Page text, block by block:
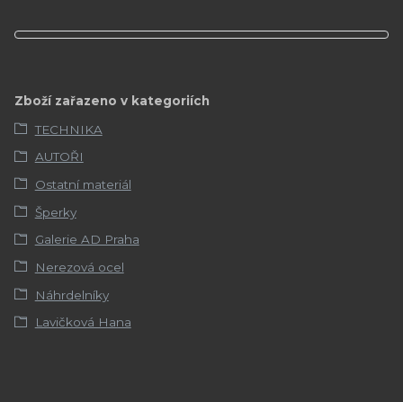
Zboží zařazeno v kategoriích
TECHNIKA
AUTOŘI
Ostatní materiál
Šperky
Galerie AD Praha
Nerezová ocel
Náhrdelníky
Lavičková Hana